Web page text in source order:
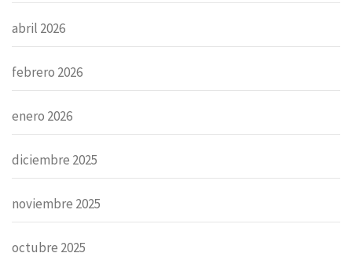
abril 2026
febrero 2026
enero 2026
diciembre 2025
noviembre 2025
octubre 2025